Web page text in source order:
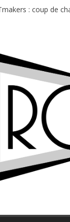
: coup de
: la leçon de pop